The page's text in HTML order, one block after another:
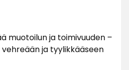
muotoilun ja toimivuuden –
ja tyylikkääseen